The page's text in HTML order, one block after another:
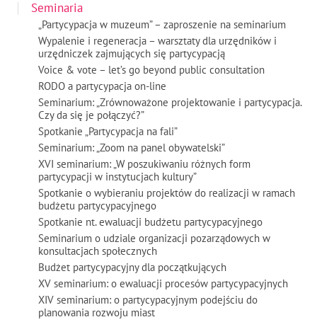
Seminaria
„Partycypacja w muzeum” – zaproszenie na seminarium
Wypalenie i regeneracja – warsztaty dla urzędników i
urzędniczek zajmujących się partycypacją
Voice & vote – let’s go beyond public consultation
RODO a partycypacja on-line
Seminarium: „Zrównoważone projektowanie i partycypacja.
Czy da się je połączyć?”
Spotkanie „Partycypacja na fali”
Seminarium: „Zoom na panel obywatelski”
XVI seminarium: „W poszukiwaniu różnych form
partycypacji w instytucjach kultury”
Spotkanie o wybieraniu projektów do realizacji w ramach
budżetu partycypacyjnego
Spotkanie nt. ewaluacji budżetu partycypacyjnego
Seminarium o udziale organizacji pozarządowych w
konsultacjach społecznych
Budżet partycypacyjny dla początkujących
XV seminarium: o ewaluacji procesów partycypacyjnych
XIV seminarium: o partycypacyjnym podejściu do
planowania rozwoju miast